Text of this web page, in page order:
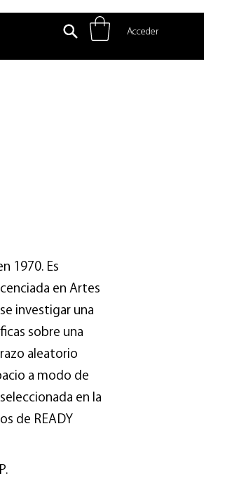
Acceder
1970. Es
en Artes
investigar una
sobre una
aleatorio
a modo de
en la
de READY